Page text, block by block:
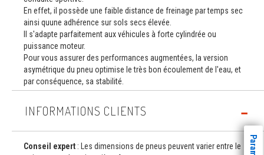
En effet, il possède une faible distance de freinage par temps sec
ainsi quune adhérence sur sols secs élevée.
Il s'adapte parfaitement aux véhicules à forte cylindrée ou
puissance moteur.
Pour vous assurer des performances augmentées, la version
asymétrique du pneu optimise le très bon écoulement de l'eau, et
par conséquence, sa stabilité.
INFORMATIONS CLIENTS
Conseil expert : Les dimensions de pneus peuvent varier entre le